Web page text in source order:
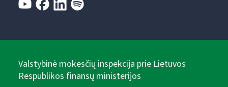
Valstybinė mokesčių inspekcija prie Lietuvos
Respublikos finansų ministerijos